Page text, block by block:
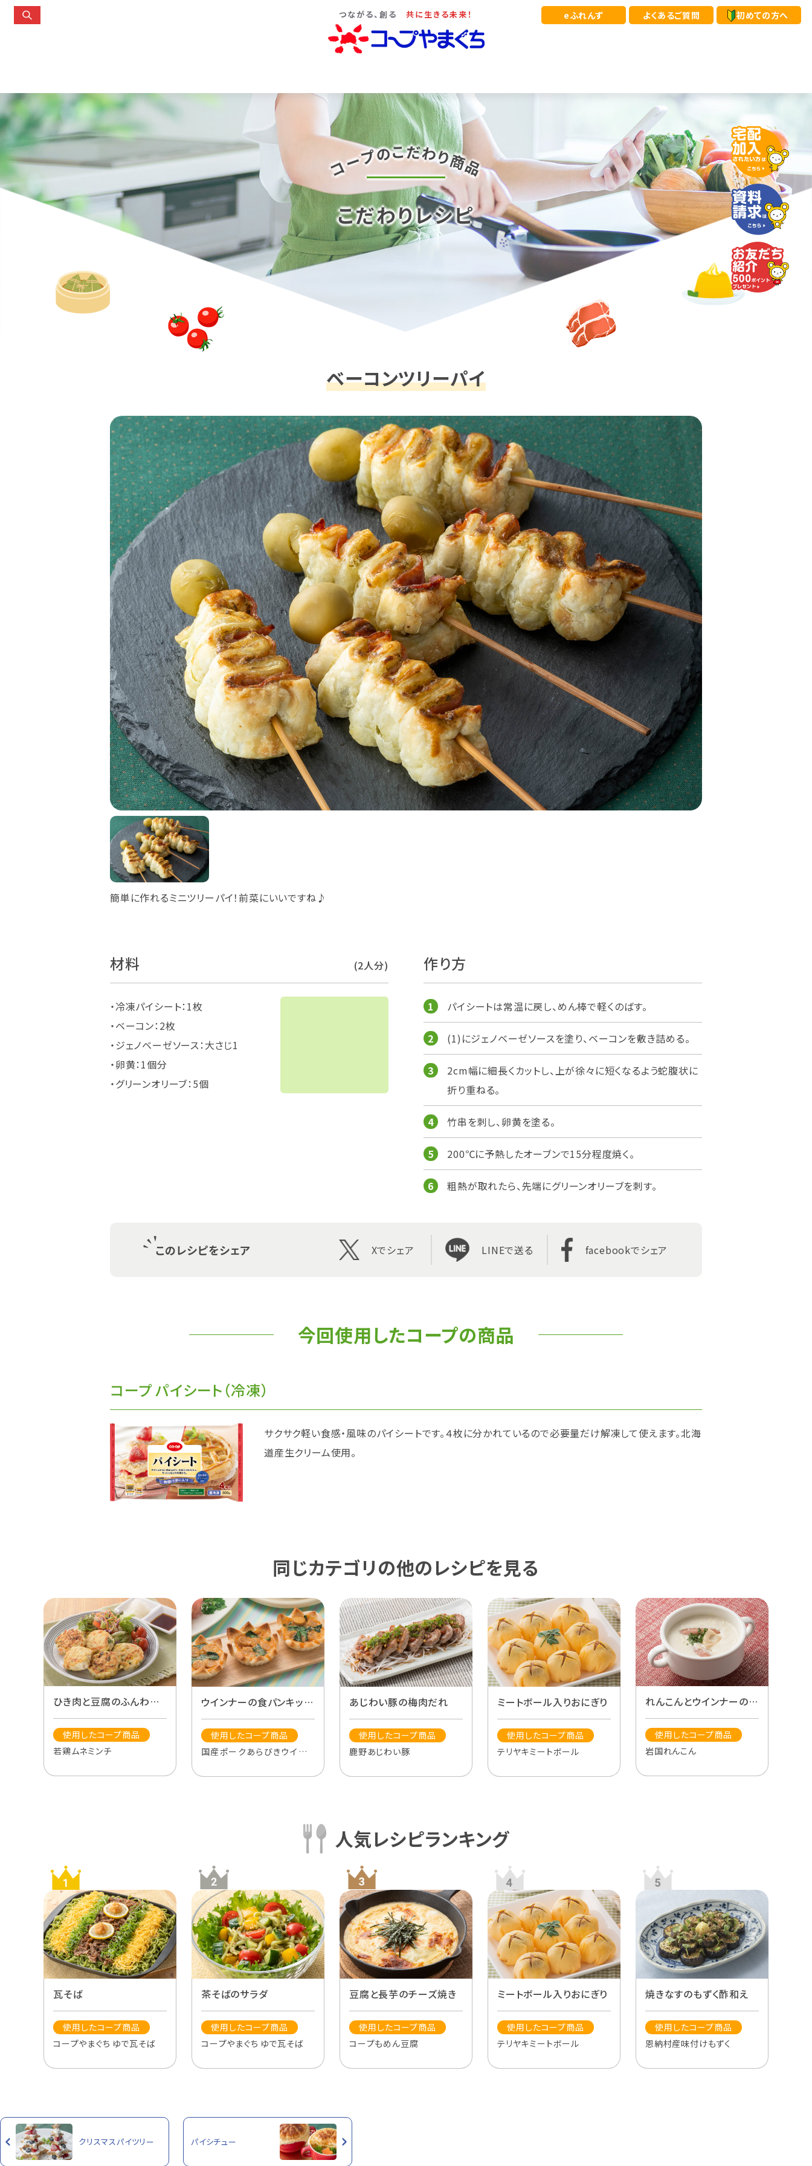
eふれんず よくあるご質問 初めての方へ
つながる、創る 共に生きる未来！
コープのこだわり商品
こだわりレシピ
ベーコンツリーパイ
簡単に作れるミニツリーパイ！前菜にいいですね♪
材料 (2人分)
・冷凍パイシート：1枚
・ベーコン：2枚
・ジェノベーゼソース：大さじ1
・卵黄：1個分
・グリーンオリーブ：5個
作り方
パイシートは常温に戻し、めん棒で軽くのばす。
(1)にジェノベーゼソースを塗り、ベーコンを敷き詰める。
2cm幅に細長くカットし、上が徐々に短くなるよう蛇腹状に
折り重ねる。
竹串を刺し、卵黄を塗る。
200℃に予熱したオーブンで15分程度焼く。
粗熱が取れたら、先端にグリーンオリーブを刺す。
このレシピをシェア Xでシェア LINEで送る facebookでシェア
今回使用したコープの商品
コープ パイシート（冷凍）
サクサク軽い食感・風味のパイシートです。４枚に分かれているので必要量だけ解凍して使えます。北海
道産生クリーム使用。
同じカテゴリの他のレシピを見る
ひき肉と豆腐のふんわり
焼き
使用したコープ商品
若鶏ムネミンチ
ウインナーの食パンキッシ
使用したコープ商品
国産ポークあらびきウインナ
あじわい豚の梅肉だれ
使用したコープ商品
鹿野あじわい豚
ミートボール入りおにぎり
使用したコープ商品
テリヤキミートボール
れんこんとウインナーのミ
ルクスープ
使用したコープ商品
岩国れんこん
人気レシピランキング
瓦そば
使用したコープ商品
コープやまぐち ゆで瓦そば
茶そばのサラダ
使用したコープ商品
コープやまぐち ゆで瓦そば
豆腐と長芋のチーズ焼き
使用したコープ商品
コープもめん豆腐
ミートボール入りおにぎり
使用したコープ商品
テリヤキミートボール
焼きなすのもずく酢和え
使用したコープ商品
恩納村産味付けもずく
クリスマスパイツリー パイシチュー